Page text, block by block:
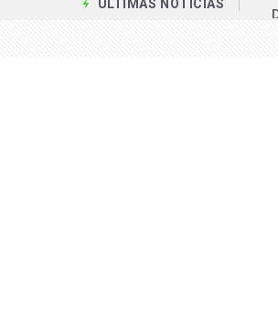
ÚLTIMAS NOTÍCIAS